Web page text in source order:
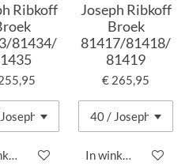
Ribkoff
81434/
Joseph Ribkoff
Broek
81417/81418/
81419
€ 265,95
In winkelwagen